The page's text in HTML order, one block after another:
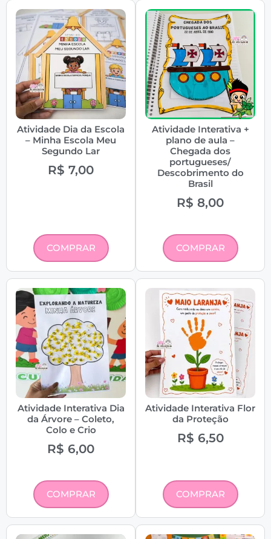
Atividade Dia da Escola
– Minha Escola Meu
Segundo Lar
R$ 7,00
COMPRAR
Atividade Interativa +
plano de aula –
Chegada dos
portugueses/
Descobrimento do
Brasil
R$ 8,00
COMPRAR
Atividade Interativa Dia
da Árvore – Coleto,
Colo e Crio
R$ 6,00
COMPRAR
Atividade Interativa Flor
da Proteção
R$ 6,50
COMPRAR